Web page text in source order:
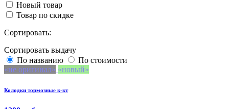
Новый товар
Товар по скидке
Сортировать:
Сортировать выдачу
По названию
По стоимости
не оригинал
новый
Колодки тормозные к-кт